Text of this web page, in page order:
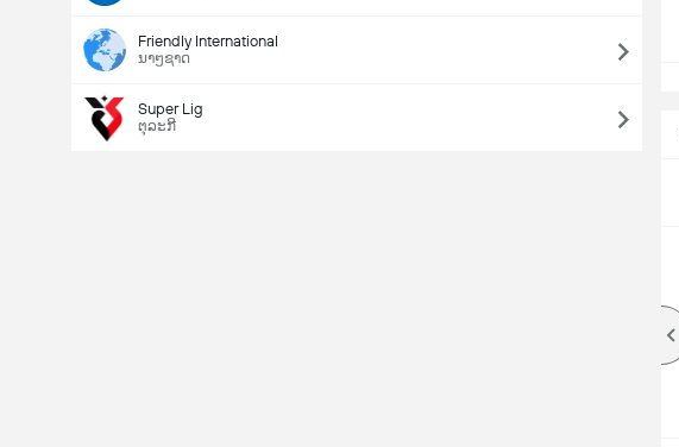
Friendly International
ນາໆຊາດ
Super Lig
ຕຸລະກີ